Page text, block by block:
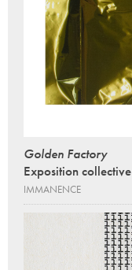
Golden Factory
Exposition collective
IMMANENCE